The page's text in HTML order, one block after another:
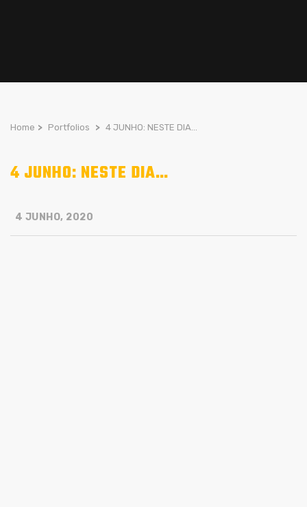
Home > Portfolios > 4 JUNHO: NESTE DIA…
4 JUNHO: NESTE DIA…
4 JUNHO, 2020